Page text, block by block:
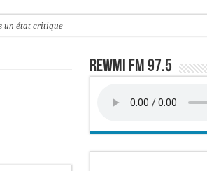
un état critique
lot de matériels sanitaire octroyé
montant global de 220,71 milliards de francs CFA
Rewmi FM 97.5